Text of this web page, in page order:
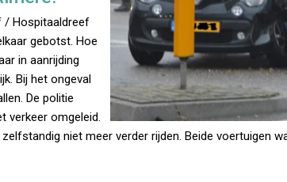
/ Hospitaaldreef
gebotst. Hoe
in aanrijding
Bij het ongeval
De politie
verkeer omgeleid.
niet meer verder rijden. Beide voertuigen